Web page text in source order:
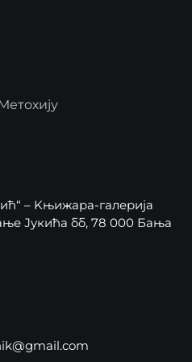
– Kњижара-галерија
Јукића бб, 78 000 Бања